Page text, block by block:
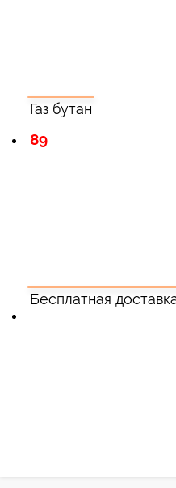
Газ бутан
89
Бесплатная